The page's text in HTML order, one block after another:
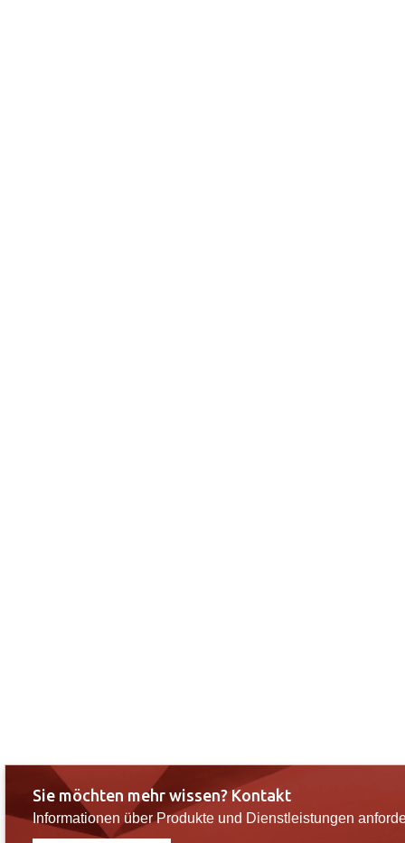
Sie möchten mehr wissen? Kontakt
Informationen über Produkte und Dienstleistungen